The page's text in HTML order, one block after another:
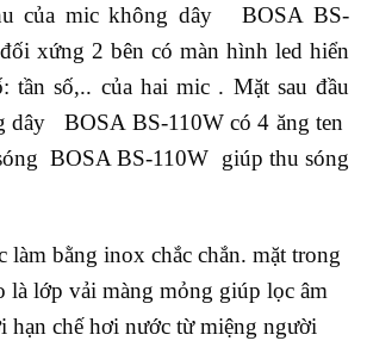
của mic không dây BOSA BS-
xứng 2 bên có màn hình led hiển
tần số,.. của hai mic . Mặt sau đầu
dây BOSA BS-110W có 4 ăng ten
BOSA BS-110W giúp thu sóng
làm bằng inox chắc chắn. mặt trong
là lớp vải màng mỏng giúp lọc âm
hạn chế hơi nước từ miệng người